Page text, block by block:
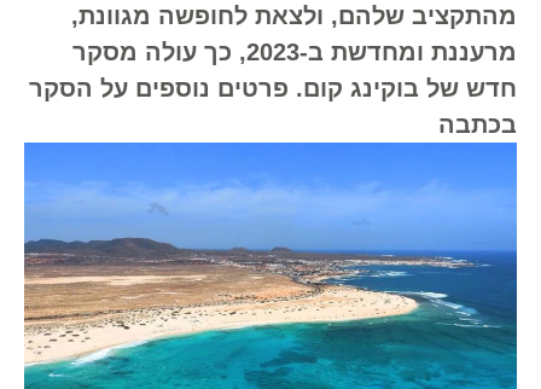
מהתקציב שלהם, ולצאת לחופשה מגוונת,
מרעננת ומחדשת ב-2023, כך עולה מסקר
חדש של בוקינג קום. פרטים נוספים על הסקר
בכתבה